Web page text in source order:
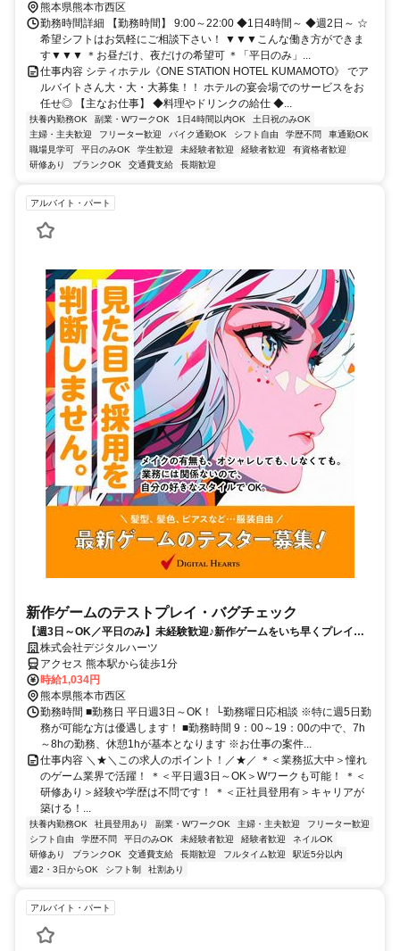
熊本県熊本市西区
勤務時間詳細 【勤務時間】 9:00～22:00 ◆1日4時間～ ◆週2日～ ☆
希望シフトはお気軽にご相談下さい！ ▼▼▼こんな働き方ができま
す▼▼▼ ＊お昼だけ、夜だけの希望可 ＊「平日のみ」...
仕事内容 シティホテル《ONE STATION HOTEL KUMAMOTO》 でア
ルバイトさん大・大・大募集！！ ホテルの宴会場でのサービスをお
任せ◎ 【主なお仕事】 ◆料理やドリンクの給仕 ◆...
扶養内勤務OK 副業・WワークOK 1日4時間以内OK
土日祝のみOK
主婦・主夫歓迎
フリーター歓迎 バイク通勤OK シフト自由 学歴不問
車通勤OK
職場見学可
平日のみOK 学生歓迎 未経験者歓迎 経験者歓迎
有資格者歓迎
研修あり
ブランクOK 交通費支給 長期歓迎
アルバイト・パート
新作ゲームのテストプレイ・バグチェック
【週3日～OK／平日のみ】未経験歓迎♪新作ゲームをいち早くプレイ！
駅チカオフィス＆交通費支給有！
株式会社デジタルハーツ
アクセス 熊本駅から徒歩1分
時給1,034円
熊本県熊本市西区
勤務時間 ■勤務日 平日週3日～OK！ └勤務曜日応相談 ※特に週5日勤
務が可能な方は優遇します！ ■勤務時間 9：00～19：00の中で、7h
～8hの勤務、休憩1hが基本となります ※お仕事の案件...
仕事内容 ＼★＼この求人のポイント！／★／ ＊＜業務拡大中＞憧れ
のゲーム業界で活躍！ ＊＜平日週3日～OK＞Wワークも可能！ ＊＜
研修あり＞経験や学歴は不問です！ ＊＜正社員登用有＞キャリアが
築ける！...
扶養内勤務OK 社員登用あり 副業・WワークOK 主婦・主夫歓迎
フリーター歓迎
シフト自由
学歴不問 平日のみOK 未経験者歓迎 経験者歓迎
ネイルOK
研修あり
ブランクOK 交通費支給 長期歓迎 フルタイム歓迎
駅近5分以内
週2・3日からOK
シフト制 社割あり
アルバイト・パート